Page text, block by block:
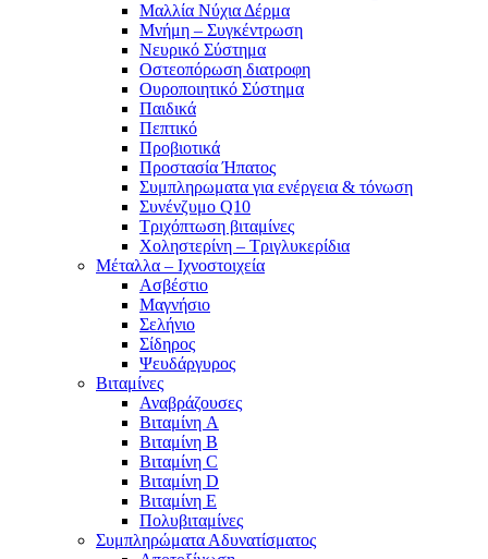
Μαλλία Νύχια Δέρμα
Μνήμη – Συγκέντρωση
Νευρικό Σύστημα
Οστεοπόρωση διατροφη
Ουροποιητικό Σύστημα
Παιδικά
Πεπτικό
Προβιοτικά
Προστασία Ήπατος
Συμπληρωματα για ενέργεια & τόνωση
Συνένζυμο Q10
Τριχόπτωση βιταμίνες
Χοληστερίνη – Τριγλυκερίδια
Μέταλλα – Ιχνοστοιχεία
Ασβέστιο
Μαγνήσιο
Σελήνιο
Σίδηρος
Ψευδάργυρος
Βιταμίνες
Αναβράζουσες
Βιταμίνη A
Βιταμίνη B
Βιταμίνη C
Βιταμίνη D
Βιταμίνη E
Πολυβιταμίνες
Συμπληρώματα Αδυνατίσματος